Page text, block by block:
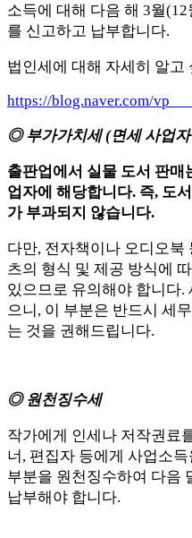
소득에 대해 다음 해 3월
를 신고하고 납부합니다.
법인세에 대해 자세히 알고
https://blog.naver.com/
◎ 부가가치세 (면세 사업
출판업에서 실물 도서 판
업자에 해당합니다. 즉, 도
가 부과되지 않습니다.
다만, 전자책이나 오디오북
츠의 형식 및 제공 방식에
있으므로 유의해야 합니다.
으니, 이 부분은 반드시 세
는 것을 권해드립니다.
◎ 원천징수세
작가에게 인세나 저작권료
너, 편집자 등에게 사업소
부분을 원천징수하여 다음
납부해야 합니다.